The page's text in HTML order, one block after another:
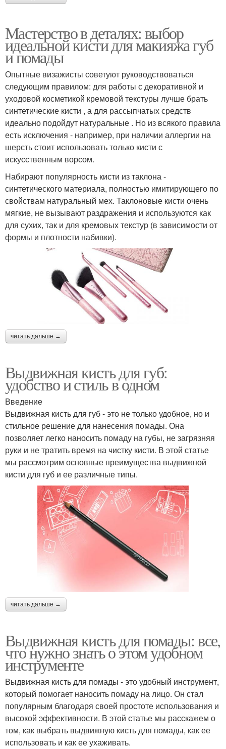
Мастерство в деталях: выбор
идеальной кисти для макияжа губ
и помады
Опытные визажисты советуют руководствоваться
следующим правилом: для работы с декоративной и
уходовой косметикой кремовой текстуры лучше брать
синтетические кисти , а для рассыпчатых средств
идеально подойдут натуральные . Но из всякого правила
есть исключения - например, при наличии аллергии на
шерсть стоит использовать только кисти с
искусственным ворсом.
Набирают популярность кисти из таклона -
синтетического материала, полностью имитирующего по
свойствам натуральный мех. Таклоновые кисти очень
мягкие, не вызывают раздражения и используются как
для сухих, так и для кремовых текстур (в зависимости от
формы и плотности набивки).
читать дальше →
Выдвижная кисть для губ:
удобство и стиль в одном
Введение
Выдвижная кисть для губ - это не только удобное, но и
стильное решение для нанесения помады. Она
позволяет легко наносить помаду на губы, не загрязняя
руки и не тратить время на чистку кисти. В этой статье
мы рассмотрим основные преимущества выдвижной
кисти для губ и ее различные типы.
читать дальше →
Выдвижная кисть для помады: все,
что нужно знать о этом удобном
инструменте
Выдвижная кисть для помады - это удобный инструмент,
который помогает наносить помаду на лицо. Он стал
популярным благодаря своей простоте использования и
высокой эффективности. В этой статье мы расскажем о
том, как выбрать выдвижную кисть для помады, как ее
использовать и как ее ухаживать.